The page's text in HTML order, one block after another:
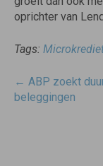
oprichter van
Tags:
Post
navigatie
← ABP zoekt
beleggingen